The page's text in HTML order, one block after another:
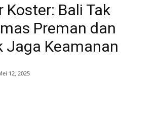
Koster: Bali Tak
Preman dan
Jaga Keamanan
12, 2025